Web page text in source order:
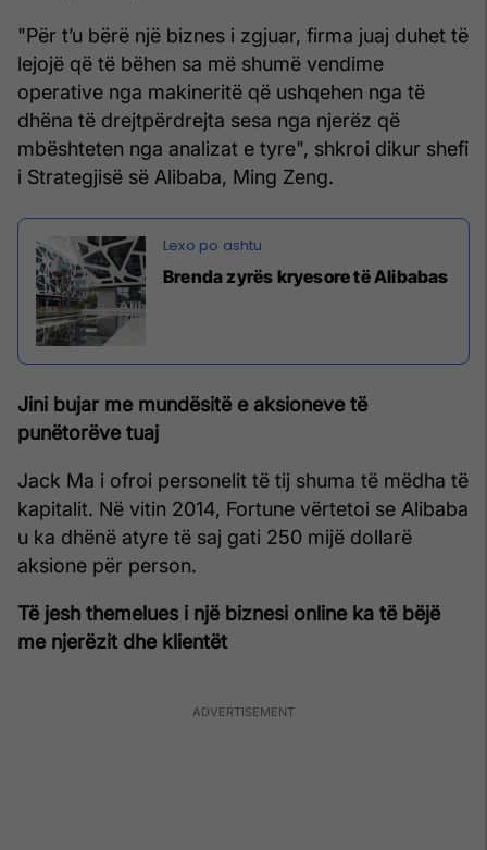
"Për t’u bërë një biznes i zgjuar, firma juaj duhet të
lejojë që të bëhen sa më shumë vendime
operative nga makineritë që ushqehen nga të
dhëna të drejtpërdrejta sesa nga njerëz që
mbështeten nga analizat e tyre", shkroi dikur shefi
i Strategjisë së Alibaba, Ming Zeng.
Brenda zyrës kryesore të Alibabas
Jini bujar me mundësitë e aksioneve të
punëtorëve tuaj
Jack Ma i ofroi personelit të tij shuma të mëdha të
kapitalit. Në vitin 2014, Fortune vërtetoi se Alibaba
u ka dhënë atyre të saj gati 250 mijë dollarë
aksione për person.
Të jesh themelues i një biznesi online ka të bëjë
me njerëzit dhe klientët